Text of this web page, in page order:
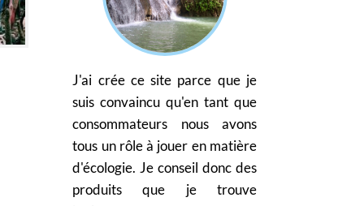
J'ai crée ce site parce que je
suis convaincu qu'en tant que
consommateurs nous avons
tous un rôle à jouer en matière
d'écologie. Je conseil donc des
produits que je trouve